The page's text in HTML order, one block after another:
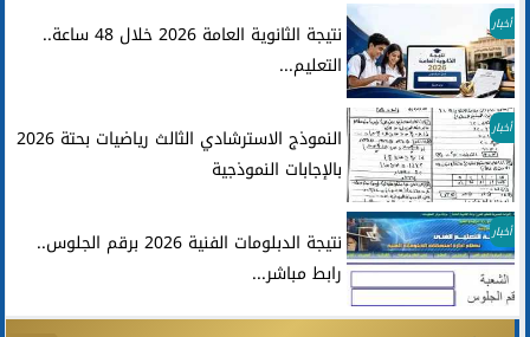
أخبار
نتيجة الثانوية العامة 2026 خلال 48 ساعة..
التعليم...
أخبار
النموذج الاسترشادي الثالث رياضيات بحتة 2026
بالإجابات النموذجية
أخبار
نتيجة الدبلومات الفنية 2026 برقم الجلوس..
رابط مباشر...